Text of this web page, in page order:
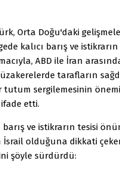
Orta Doğu'daki
kalıcı barış ve istikrarın
ABD ile İran
tarafların
tutum sergilemesinin
etti.
barış ve istikrarın tesisi
İsrail olduğuna dikkati
şöyle sürdürdü: